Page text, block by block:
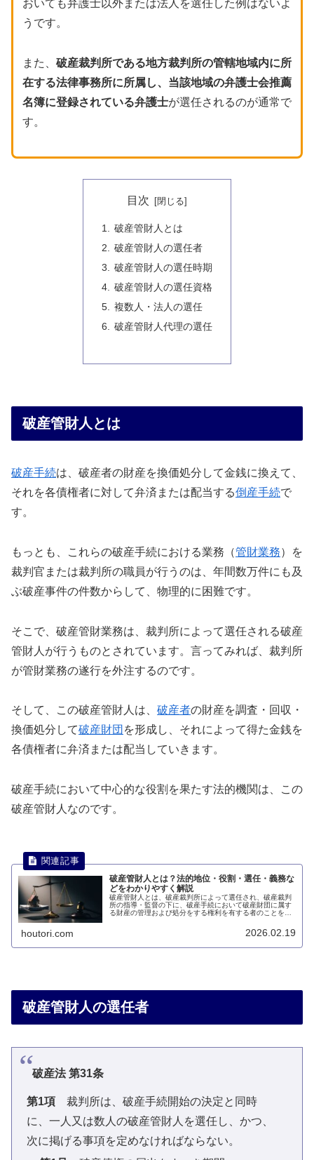
おいても弁護士以外または法人を選任した例はないよ
うです。
また、 破産裁判所である地方裁判所の管轄地域内に所
在する法律事務所に所属し、当該地域の弁護士会推薦
名簿に登録されている弁護士が選任されるのが通常で
す。
目次
破産管財人とは
破産管財人の選任者
破産管財人の選任時期
破産管財人の選任資格
複数人・法人の選任
破産管財人代理の選任
破産管財人とは
破産手続は、破産者の財産を換価処分して金銭に換えて、
それを各債権者に対して弁済または配当する倒産手続で
す。
もっとも、これらの破産手続における業務（管財業務）を
裁判官または裁判所の職員が行うのは、年間数万件にも及
ぶ破産事件の件数からして、物理的に困難です。
そこで、破産管財業務は、裁判所によって選任される破産
管財人が行うものとされています。言ってみれば、裁判所
が管財業務の遂行を外注するのです。
そして、この破産管財人は、 破産者の財産を調査・回収・
換価処分して破産財団 を形成し、それによって得た金銭を
各債権者に弁済または配当していきます。
破産手続において中心的な役割を果たす法的機関は、この
破産管財人なのです。
破産管財人とは？法的地位・役割・選任・義務な
どをわかりやすく解説
破産管財人とは、破産裁判所によって選任され、破産裁判
所の指導・監督の下に、破産手続において破産財団に属す
る財産の管理および処分をする権利を有する者のことをい
houtori.com 2026.02.19
破産管財人の選任者
破産法 第31条
第1項 裁判所は、破産手続開始の決定と同時
に、一人又は数人の破産管財人を選任し、かつ、
次に掲げる事項を定めなければならない。